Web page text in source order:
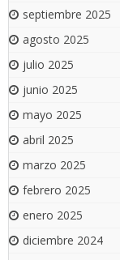
septiembre 2025
agosto 2025
julio 2025
junio 2025
mayo 2025
abril 2025
marzo 2025
febrero 2025
enero 2025
diciembre 2024